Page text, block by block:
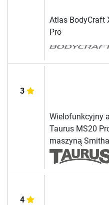
Atlas BodyCraft
Pro
3
Wielofunkcyjny
Taurus MS20
maszyną Smitha
4